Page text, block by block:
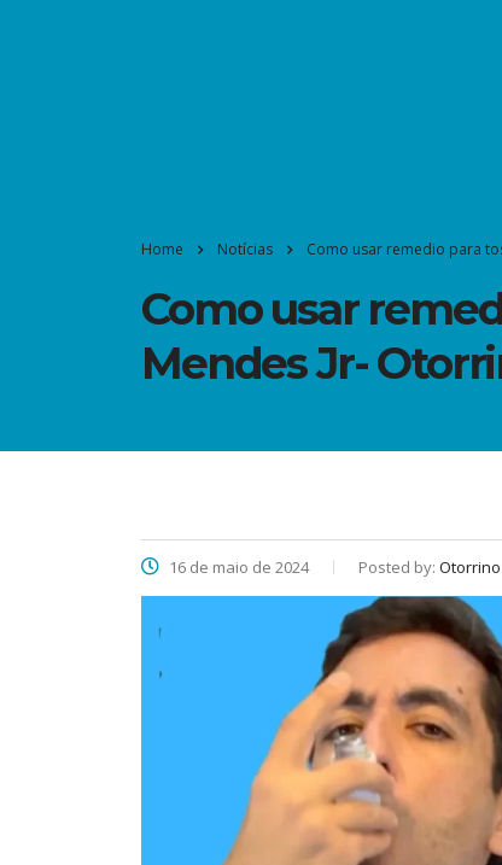
Home Notícias Como usar remedio para
Como usar
Mendes Jr-
16 de maio de 2024 Posted by: